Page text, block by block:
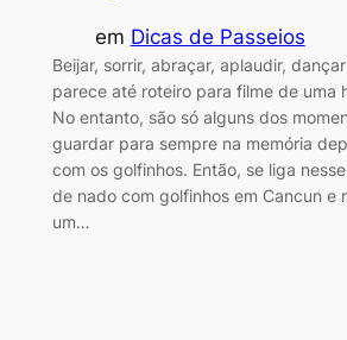
em Dicas de Passeios
Beijar, sorrir, abraçar, aplaudir,
parece até roteiro para filme de uma
No entanto, são só alguns dos
guardar para sempre na memória
com os golfinhos. Então, se liga
de nado com golfinhos em Cancun e
um…